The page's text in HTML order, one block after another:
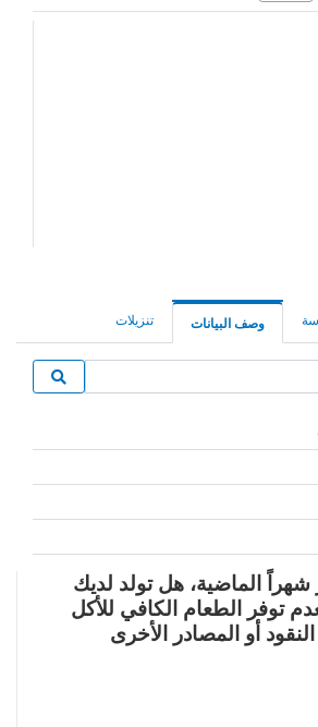
وصف البيانات تنزيلات
الماضية، هل تولد لديك
توفر الطعام الكافي للأكل
أو المصادر الأخرى